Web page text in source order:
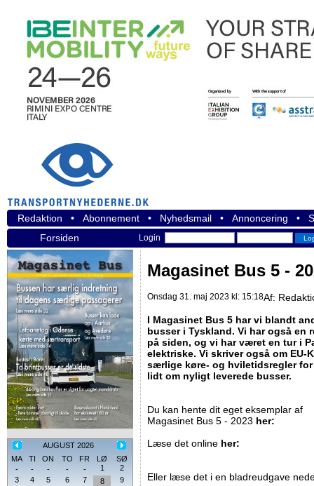
Redaktion • Abonnement • Nyhedsmail • Annoncering •
Forsiden
Login
AUGUST 2026
MA
TI ON TO FR LØ
SØ
-
- - - - 1
2
3
4 5 6 7 8
9
Magasinet Bus 5 -
Onsdag 31. maj 2023 kl: 15:18Af:
I Magasinet Bus 5 har vi blandt
busser i Tyskland. Vi har også en
på siden, og vi har været en tur i
elektriske. Vi skriver også om EU-
særlige køre- og hviletidsregler
lidt om nyligt leverede busser.
Du kan hente dit eget eksemplar af
Magasinet Bus 5 - 2023 her:
Læse det online her:
Eller læse det i en bladreudgave